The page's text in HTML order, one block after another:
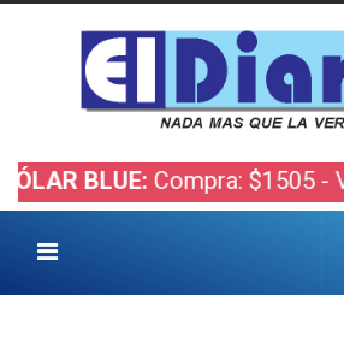
Compra: $1505 - Venta: